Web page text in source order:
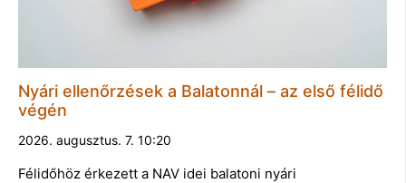
Nyári ellenőrzések a Balatonnál – az első félidő
végén
2026. augusztus. 7. 10:20
Félidőhöz érkezett a NAV idei balatoni nyári